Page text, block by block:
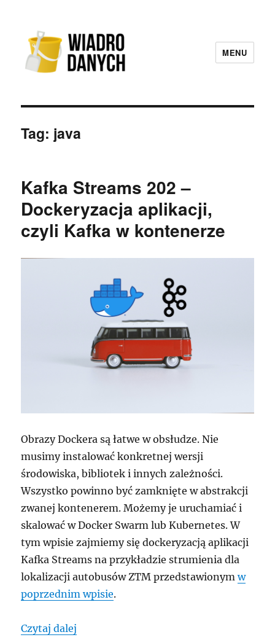
MENU
Tag: java
Kafka Streams 202 –
Dockeryzacja aplikacji,
czyli Kafka w kontenerze
Obrazy Dockera są łatwe w obsłudze. Nie
musimy instalować konkretnej wersji
środowiska, bibliotek i innych zależności.
Wszystko powinno być zamknięte w abstrakcji
zwanej kontenerem. Możemy je uruchamiać i
skalować w Docker Swarm lub Kubernetes. W
tym wpisie zajmiemy się dockeryzacją aplikacji
Kafka Streams na przykładzie strumienia dla
lokalizacji autobusów ZTM przedstawionymw
poprzednim wpisie.
Czytaj dalej